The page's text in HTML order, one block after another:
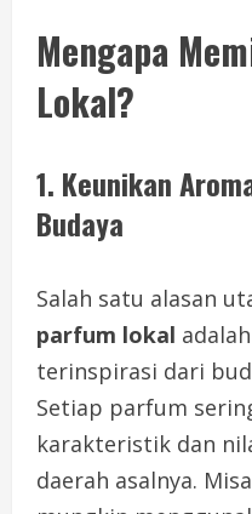
Mengapa
Lokal?
1. Keunikan
Budaya
Salah satu alasan
parfum lokal
terinspirasi dari
Setiap parfum
karakteristik dan
daerah asalnya.